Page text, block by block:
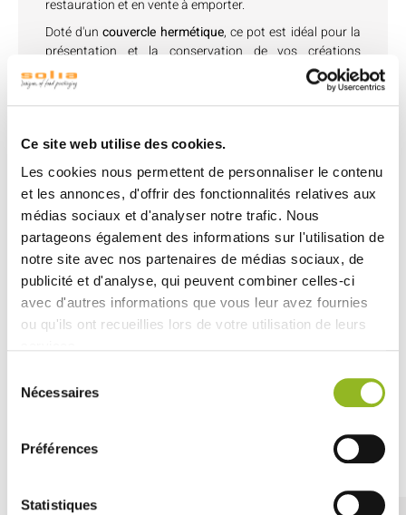
Ce site web utilise des cookies.
Les cookies nous permettent de personnaliser le contenu
et les annonces, d'offrir des fonctionnalités relatives aux
médias sociaux et d'analyser notre trafic. Nous
partageons également des informations sur l'utilisation de
notre site avec nos partenaires de médias sociaux, de
publicité et d'analyse, qui peuvent combiner celles-ci
avec d'autres informations que vous leur avez fournies
ou qu'ils ont recueillies lors de votre utilisation de leurs
Nécessaires
Préférences
Statistiques
restauration et en vente à emporter.
Doté d'uncouvercle hermétique, ce pot est idéal pour la
présentation et la conservation de vos créations
culinaires. Sa transparence vous permet de mettre en
valeur vos préparations tout en préservant leur fraîcheur
et leur saveur.
Disponible dans une gamme de tailles allant jusqu'à
1000 ml, ce pot s'adapte à unevariété d'utilisations
ce soit pour desyaourts faits maison, descrèmes
dessertou dessalades de fruits frais, il offre une
solution pratique et polyvalente.
Sa robustesse et sa durabilité en font un choix fiable
pour une utilisation quotidienne dans votre
établissement.
Avec son design moderne et ses fonctionnalités
avancées, le pot en PET Tornillo est un incontournable
Découvrez aussi